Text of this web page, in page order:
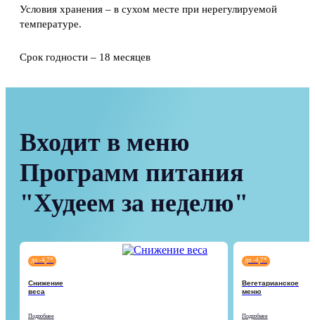
Условия хранения – в сухом месте при нерегулируемой
температуре.
Срок годности – 18 месяцев
Входит в меню
Программ питания
"Худеем за неделю"
до -4,7*
Снижение
веса
Подробнее
до -4,7*
Вегетарианское
меню
Подробнее